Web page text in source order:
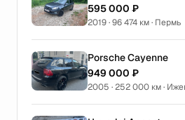
595 000 ₽
2019 · 96 474 км · Пермь
Porsche Cayenne
949 000 ₽
2005 · 252 000 км ·